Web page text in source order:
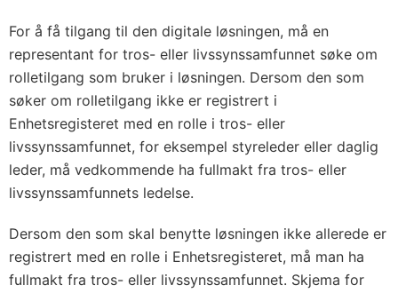
For å få tilgang til den digitale løsningen, må en
representant for tros- eller livssynssamfunnet søke om
rolletilgang som bruker i løsningen. Dersom den som
søker om rolletilgang ikke er registrert i
Enhetsregisteret med en rolle i tros- eller
livssynssamfunnet, for eksempel styreleder eller daglig
leder, må vedkommende ha fullmakt fra tros- eller
livssynssamfunnets ledelse.
Dersom den som skal benytte løsningen ikke allerede er
registrert med en rolle i Enhetsregisteret, må man ha
fullmakt fra tros- eller livssynssamfunnet. Skjema for